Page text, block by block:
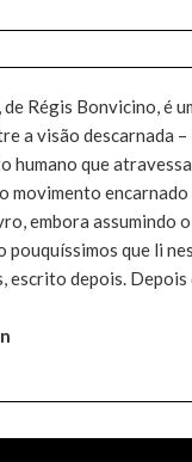
, de Régis Bonvicino, é
a visão descarnada –
humano que
movimento
embora assumindo
pouquíssimos que li
escrito depois. Depois